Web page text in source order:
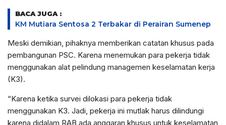
BACA JUGA :
KM Mutiara Sentosa 2 Terbakar di Perairan Sumenep
Meski demikian, pihaknya memberikan catatan khusus pada
pembangunan PSC. Karena menemukan para pekerja tidak
menggunakan alat pelindung managemen keselamatan kerja
(K3).
“Karena ketika survei dilokasi para pekerja tidak
menggunakan K3. Jadi, pekerja ini mutlak harus dilindungi
karena didalam RAB ada anggaran khusus untuk keselamatan